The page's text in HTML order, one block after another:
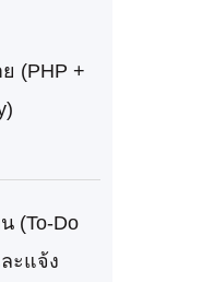
(PHP +
(To-Do
ะแจ้ง